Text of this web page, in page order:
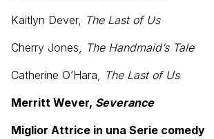
Kaitlyn Dever, The Last of Us
Cherry Jones, The Handmaid’s Tale
Catherine O’Hara, The Last of Us
Merritt Wever, Severance
Miglior Attrice in una Serie comedy